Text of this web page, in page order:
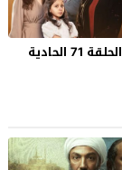
مسلسل امي الحلقة 71 الحادية